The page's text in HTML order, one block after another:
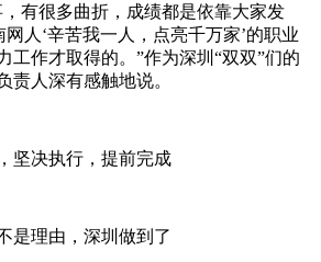
有很多曲折，成绩都是依靠大家发
网人‘辛苦我一人，点亮千万家’的职业
工作才取得的。”作为深圳“双双”们的
责人深有感触地说。
坚决执行，提前完成
理由，深圳做到了